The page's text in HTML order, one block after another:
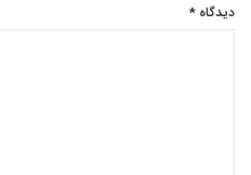
دیدگاه *